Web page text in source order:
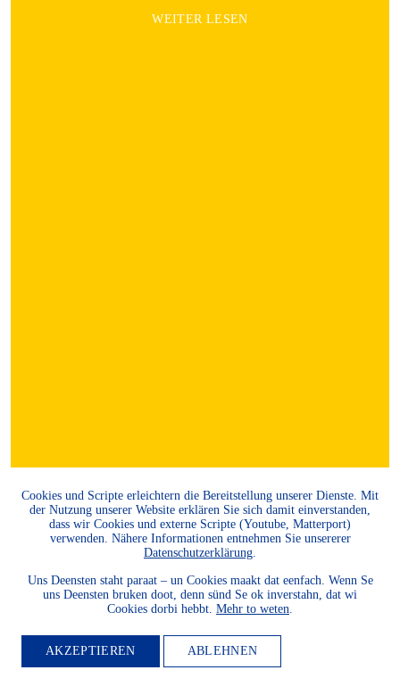
WEITER LESEN
Cookies und Scripte erleichtern die Bereitstellung unserer Dienste. Mit
der Nutzung unserer Website erklären Sie sich damit einverstanden,
dass wir Cookies und externe Scripte (Youtube, Matterport)
verwenden. Nähere Informationen entnehmen Sie unsererer
Datenschutzerklärung
Uns Deensten staht paraat – un Cookies maakt dat eenfach. Wenn Se
uns Deensten bruken doot, denn sünd Se ok inverstahn, dat wi
Cookies dorbi hebbt. Mehr to weten
AKZEPTIEREN ABLEHNEN